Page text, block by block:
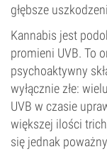
głębsze
Kannabis jest
promieni UVB. To
psychoaktywny
wyłącznie złe:
UVB w czasie
większej ilości
się jednak